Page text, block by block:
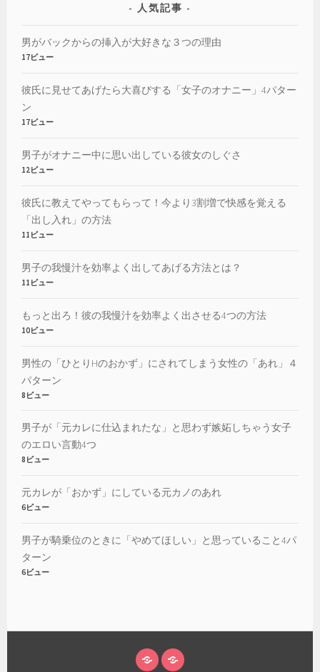
人気記事
男がバックからの挿入が大好きな３つの理由
17ビュー
彼氏に見せてあげたら大喜びする「女子のオナニー」4パター
ン
17ビュー
男子がオナニー中に思い出している彼女のしぐさ
12ビュー
彼氏に教えてやってもらって！今より3割増で快感を覚える
「出し入れ」の方法
11ビュー
男子の我慢汁を効率よく出してあげる方法とは？
11ビュー
もっと出ろ！彼の我慢汁を効率よく出させる4つの方法
10ビュー
男性の「ひとりHのおかず」にされてしまう女性の「あれ」４
パターン
8ビュー
男子が「元カレに仕込まれたな」と思わず嫉妬しちゃう女子
のエロい言動4つ
8ビュー
元カレが「おかず」にしている元カノのあれ
6ビュー
男子が騎乗位のときに「やめてほしい」と思っていること4パ
ターン
6ビュー